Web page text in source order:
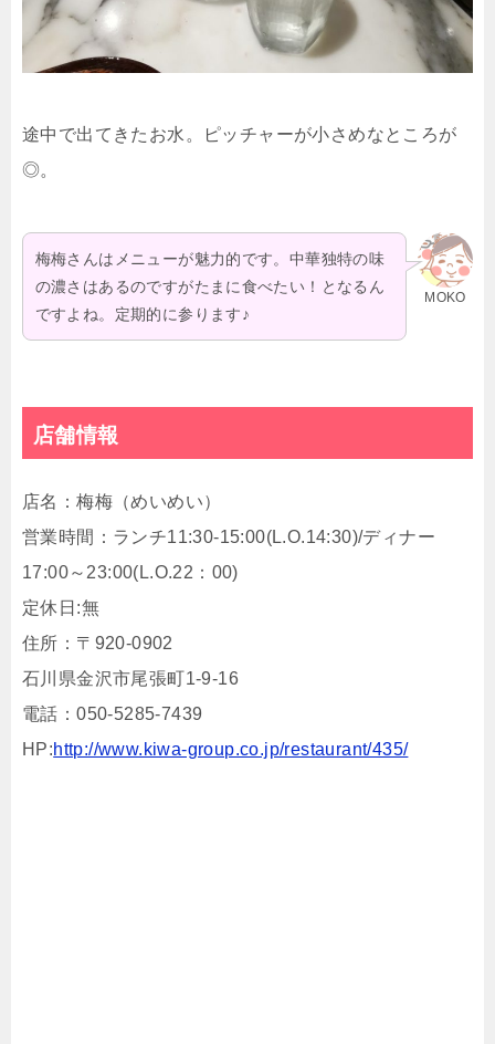
途中で出てきたお水。ピッチャーが小さめなところが
◎。
MOKO
梅梅さんはメニューが魅力的です。中華独特の味
の濃さはあるのですがたまに食べたい！となるん
ですよね。定期的に参ります♪
店舗情報
店名：梅梅（めいめい）
営業時間：ランチ11:30-15:00(L.O.14:30)/ディナー
17:00～23:00(L.O.22：00)
定休日:無
住所：〒920-0902
石川県金沢市尾張町1-9-16
電話：050-5285-7439
HP:http://www.kiwa-group.co.jp/restaurant/435/